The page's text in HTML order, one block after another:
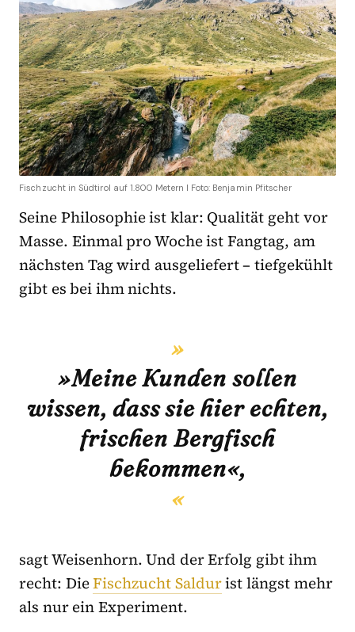
Fischzucht in Südtirol auf 1.800 Metern I Foto: Benjamin Pfitscher
Seine Philosophie ist klar: Qualität geht vor
Masse. Einmal pro Woche ist Fangtag, am
nächsten Tag wird ausgeliefert – tiefgekühlt
gibt es bei ihm nichts.
»Meine Kunden sollen
wissen, dass sie hier echten,
frischen Bergfisch
bekommen«,
sagt Weisenhorn. Und der Erfolg gibt ihm
recht: DieFischzucht Saldurist längst mehr
als nur ein Experiment.